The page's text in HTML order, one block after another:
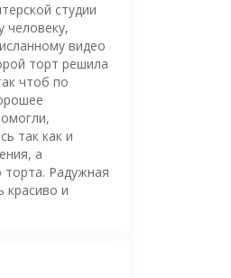
студии
человеку,
видео
торт решила
чтоб по
так как и
а
торта. Радужная
красиво и